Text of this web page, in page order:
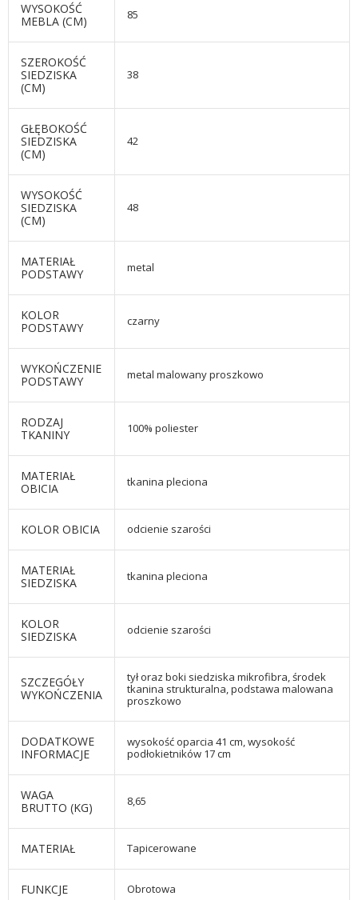
WYSOKOŚĆ
MEBLA (CM)
85
SZEROKOŚĆ
SIEDZISKA
(CM)
38
GŁĘBOKOŚĆ
SIEDZISKA
(CM)
42
WYSOKOŚĆ
SIEDZISKA
(CM)
48
MATERIAŁ
PODSTAWY
metal
KOLOR
PODSTAWY
czarny
WYKOŃCZENIE
PODSTAWY
metal malowany proszkowo
RODZAJ
TKANINY
100% poliester
MATERIAŁ
OBICIA
tkanina pleciona
KOLOR OBICIA odcienie szarości
MATERIAŁ
SIEDZISKA
tkanina pleciona
KOLOR
SIEDZISKA
odcienie szarości
SZCZEGÓŁY
WYKOŃCZENIA
tył oraz boki siedziska mikrofibra, środek
tkanina strukturalna, podstawa malowana
proszkowo
DODATKOWE
INFORMACJE
wysokość oparcia 41 cm, wysokość
podłokietników 17 cm
WAGA
BRUTTO (KG)
8,65
MATERIAŁ Tapicerowane
FUNKCJE Obrotowa